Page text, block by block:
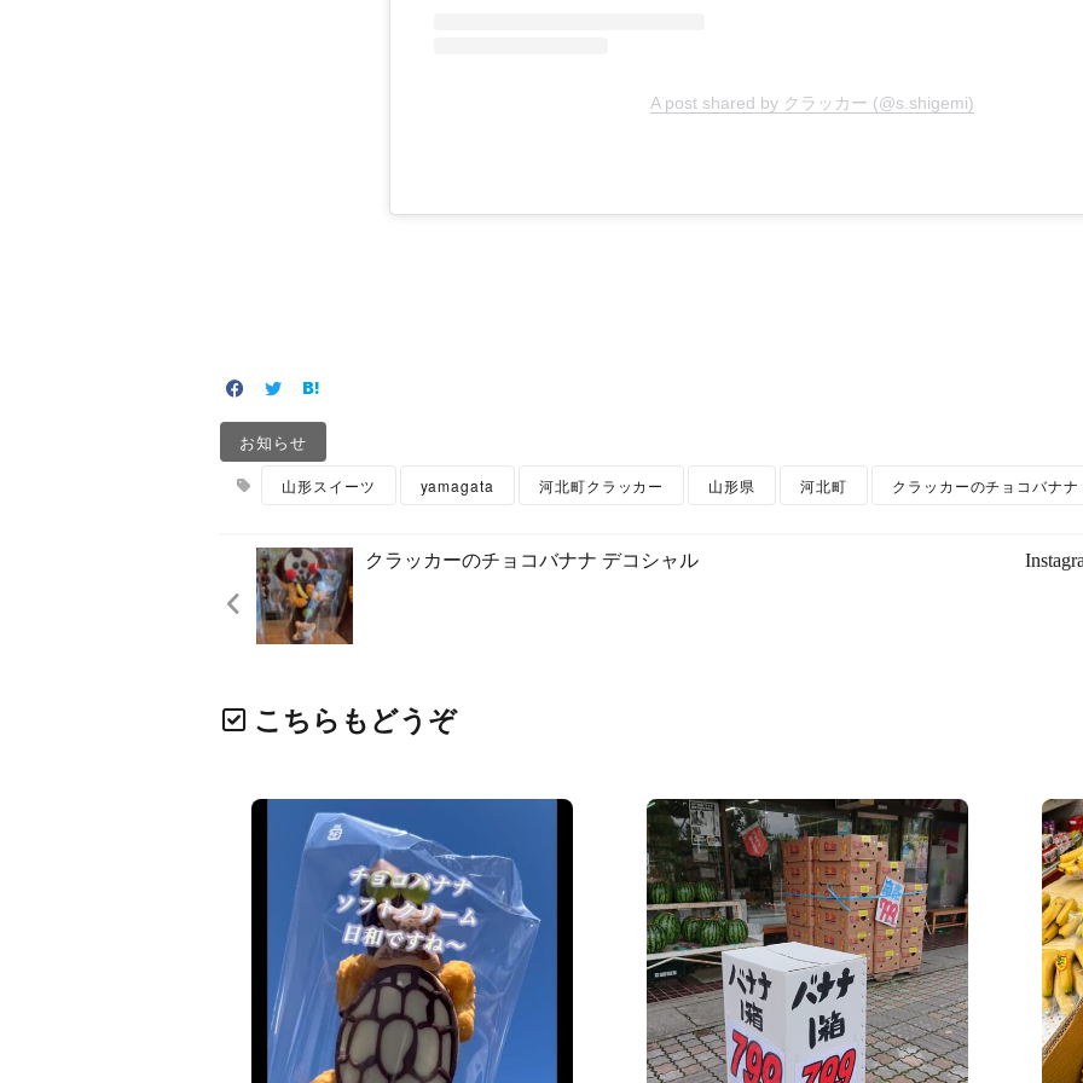
A post shared by クラッカー (@s.shigemi)
お知らせ
山形スイーツ yamagata 河北町クラッカー 山形県 河北町 クラッカーのチョコバナナ
クラッカーのチョコバナナ デコシャル️
こちらもどうぞ